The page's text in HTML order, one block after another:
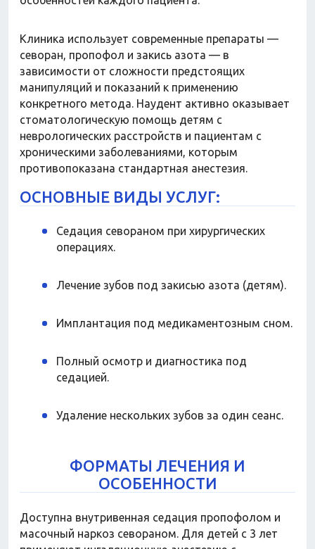
Клиника использует современные препараты —
севоран, пропофол и закись азота — в
зависимости от сложности предстоящих
манипуляций и показаний к применению
конкретного метода. Наудент активно оказывает
стоматологическую помощь детям с
неврологических расстройств и пациентам с
хроническими заболеваниями, которым
противопоказана стандартная анестезия.
ОСНОВНЫЕ ВИДЫ УСЛУГ:
Седация севораном при хирургических
операциях.
Лечение зубов под закисью азота (детям).
Имплантация под медикаментозным сном.
Полный осмотр и диагностика под
седацией.
Удаление нескольких зубов за один сеанс.
ФОРМАТЫ ЛЕЧЕНИЯ И
ОСОБЕННОСТИ
Доступна внутривенная седация пропофолом и
масочный наркоз севораном. Для детей с 3 лет